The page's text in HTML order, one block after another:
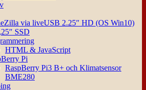
via liveUSB 2.25″ HD (OS Win10)
SSD
HTML & JavaScript
Pi
RaspBerry Pi3 B+ och Klimatsensor
BME280